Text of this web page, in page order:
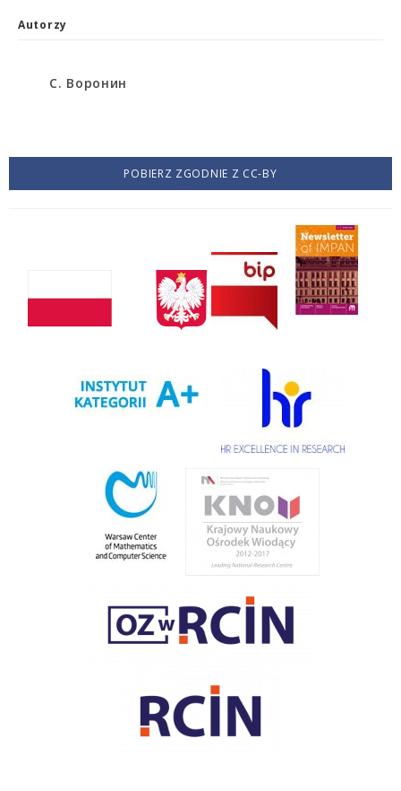
Autorzy
С. Воронин
POBIERZ ZGODNIE Z CC-BY